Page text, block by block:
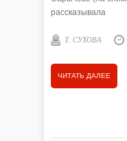
рассказывала
Т. СУХОВА
ЧИТАТЬ ДАЛЕЕ